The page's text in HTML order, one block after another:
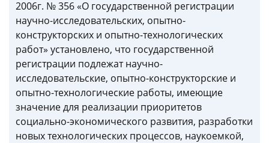
2006г. № 356 «О государственной регистрации
научно-исследовательских, опытно-
конструкторских и опытно-технологических
работ» установлено, что государственной
регистрации подлежат научно-
исследовательские, опытно-конструкторские и
опытно-технологические работы, имеющие
значение для реализации приоритетов
социально-экономического развития, разработки
новых технологических процессов, наукоемкой,